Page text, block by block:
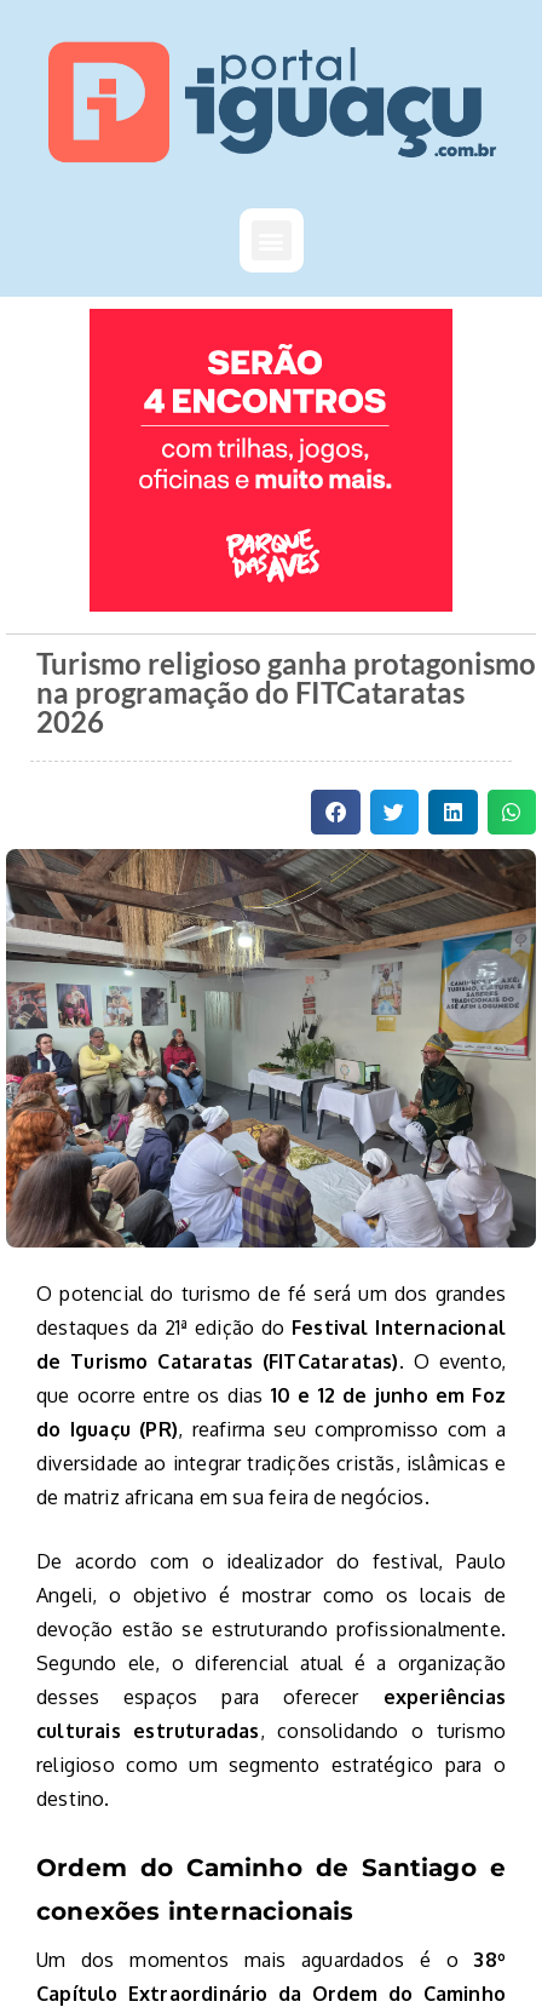
Turismo religioso ganha protagonismo
na programação do FITCataratas
2026
O potencial do turismo de fé será um dos grandes
destaques da 21ª edição do Festival Internacional
de Turismo Cataratas (FITCataratas). O evento,
que ocorre entre os dias 10 e 12 de junho em Foz
do Iguaçu (PR), reafirma seu compromisso com a
diversidade ao integrar tradições cristãs, islâmicas e
de matriz africana em sua feira de negócios.
De acordo com o idealizador do festival, Paulo
Angeli, o objetivo é mostrar como os locais de
devoção estão se estruturando profissionalmente.
Segundo ele, o diferencial atual é a organização
desses espaços para oferecer experiências
culturais estruturadas, consolidando o turismo
religioso como um segmento estratégico para o
destino.
Ordem do Caminho de Santiago e
conexões internacionais
Um dos momentos mais aguardados é o 38º
Capítulo Extraordinário da Ordem do Caminho